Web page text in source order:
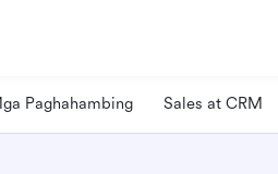
Paghahambing Sales at CRM